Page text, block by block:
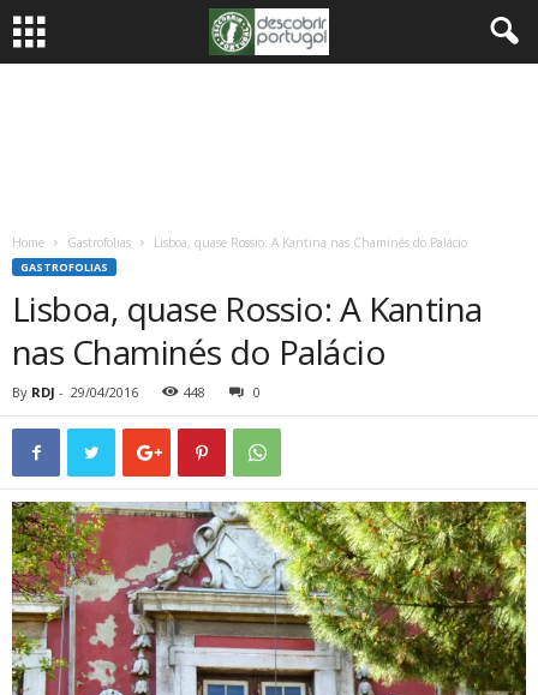
Home Gastrofolias Lisboa, quase Rossio: A Kantina nas Chaminés do Palácio
GASTROFOLIAS
Lisboa, quase Rossio: A Kantina
nas Chaminés do Palácio
By RDJ - 29/04/2016 448 0